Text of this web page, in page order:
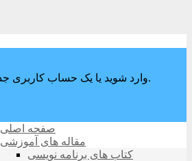
وارد شوید یا یک حساب کاربری جدید ایجاد کنید.
صفحه اصلی
مقاله های آموزشی
کتاب های برنامه نویسی